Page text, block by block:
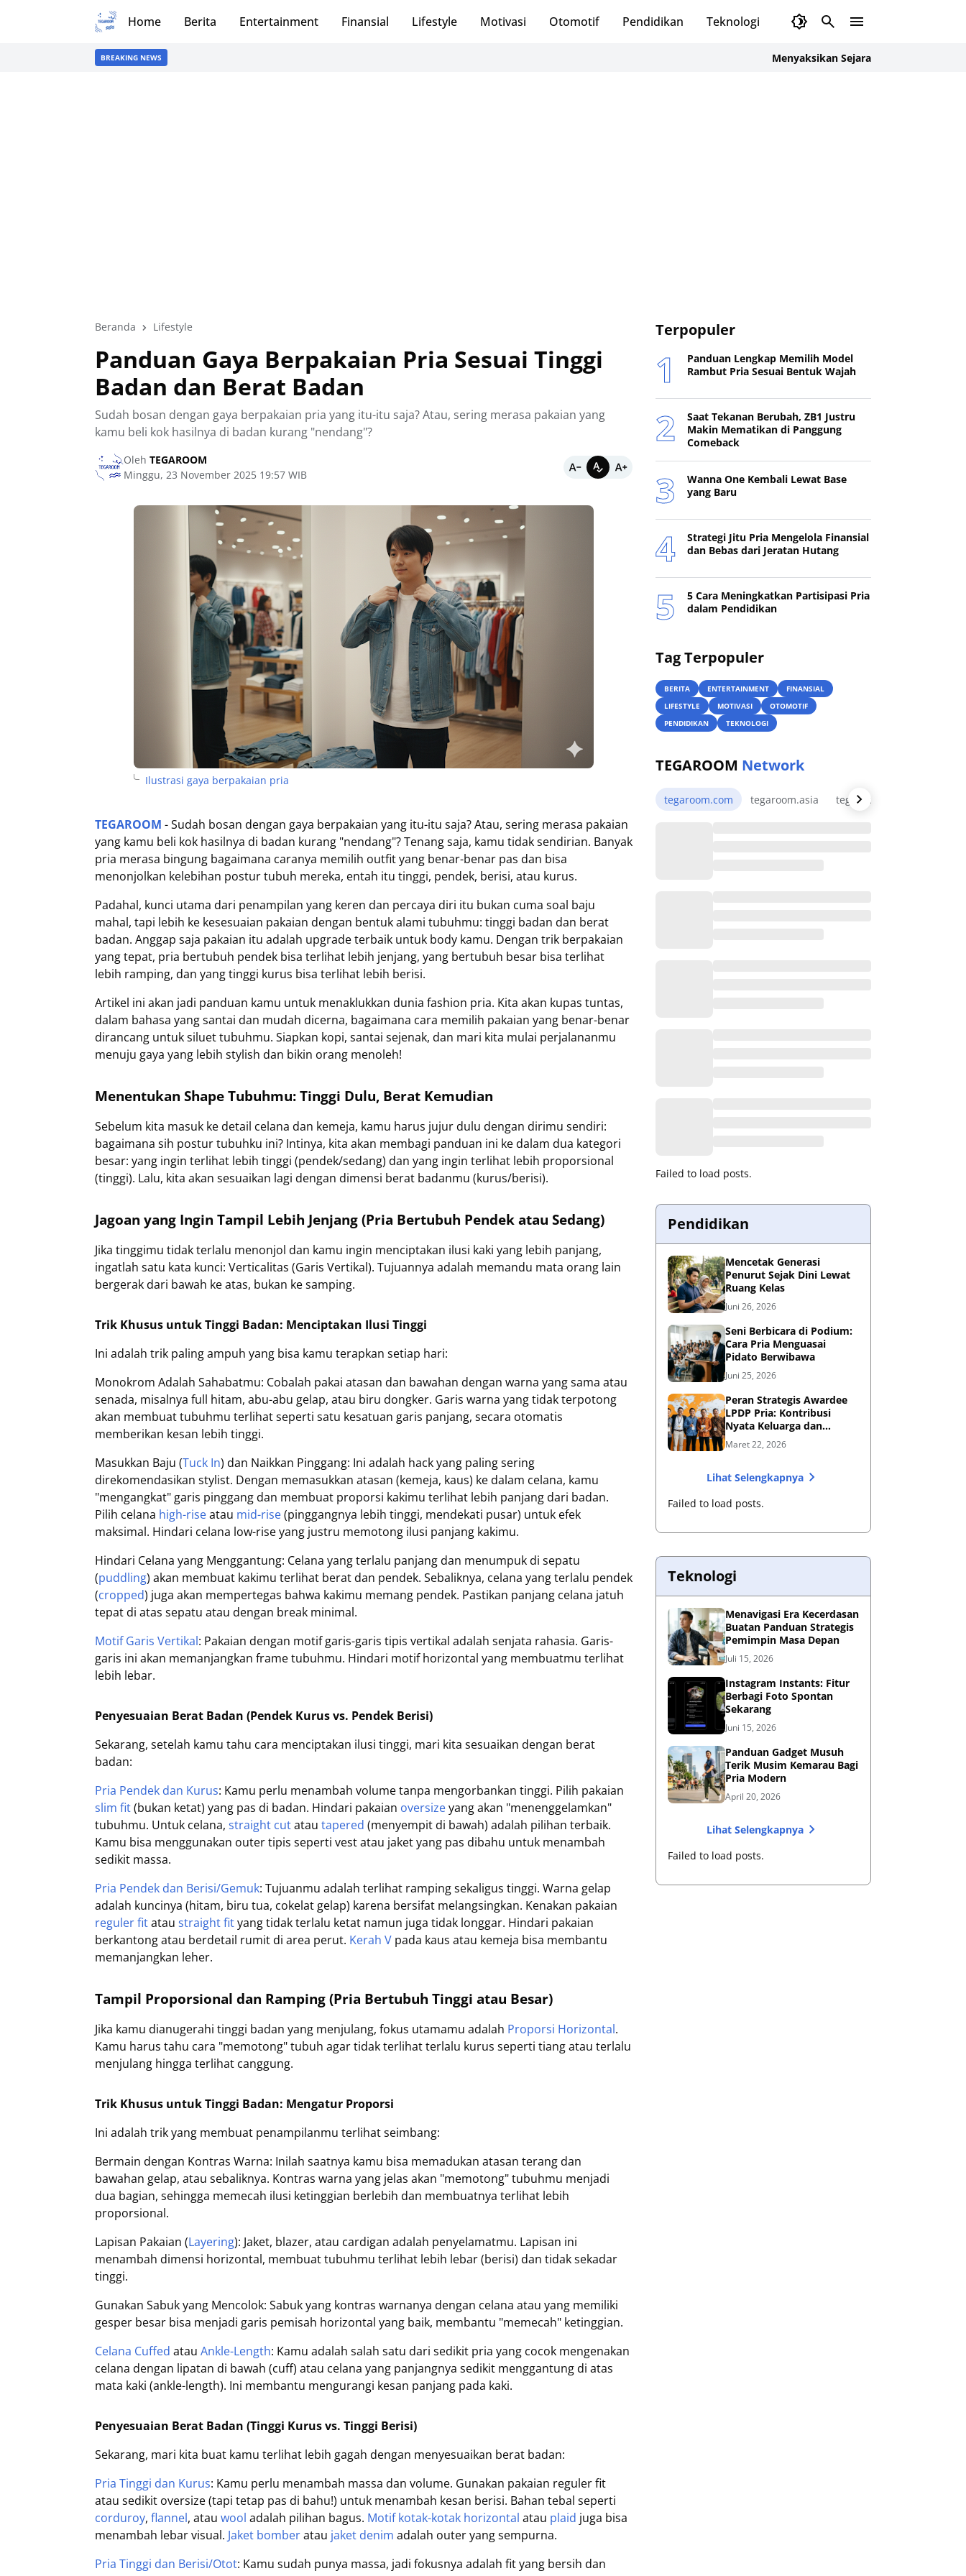
Home Berita Entertainment Finansial Lifestyle Motivasi Otomotif Pendidikan Teknologi
BREAKING NEWS Menyaksikan Sejarah Awal Mula Cloud Ten
Beranda Lifestyle
Panduan Gaya Berpakaian Pria Sesuai Tinggi
Badan dan Berat Badan
Sudah bosan dengan gaya berpakaian pria yang itu-itu saja? Atau, sering merasa pakaian yang
kamu beli kok hasilnya di badan kurang "nendang"?
Oleh TEGAROOM
Minggu, 23 November 2025 19:57 WIB
Ilustrasi gaya berpakaian pria
TEGAROOM - Sudah bosan dengan gaya berpakaian yang itu-itu saja? Atau, sering merasa pakaian
yang kamu beli kok hasilnya di badan kurang "nendang"? Tenang saja, kamu tidak sendirian. Banyak
pria merasa bingung bagaimana caranya memilih outfit yang benar-benar pas dan bisa
menonjolkan kelebihan postur tubuh mereka, entah itu tinggi, pendek, berisi, atau kurus.
Padahal, kunci utama dari penampilan yang keren dan percaya diri itu bukan cuma soal baju
mahal, tapi lebih ke kesesuaian pakaian dengan bentuk alami tubuhmu: tinggi badan dan berat
badan. Anggap saja pakaian itu adalah upgrade terbaik untuk body kamu. Dengan trik berpakaian
yang tepat, pria bertubuh pendek bisa terlihat lebih jenjang, yang bertubuh besar bisa terlihat
lebih ramping, dan yang tinggi kurus bisa terlihat lebih berisi.
Artikel ini akan jadi panduan kamu untuk menaklukkan dunia fashion pria. Kita akan kupas tuntas,
dalam bahasa yang santai dan mudah dicerna, bagaimana cara memilih pakaian yang benar-benar
dirancang untuk siluet tubuhmu. Siapkan kopi, santai sejenak, dan mari kita mulai perjalananmu
menuju gaya yang lebih stylish dan bikin orang menoleh!
Menentukan Shape Tubuhmu: Tinggi Dulu, Berat Kemudian
Sebelum kita masuk ke detail celana dan kemeja, kamu harus jujur dulu dengan dirimu sendiri:
bagaimana sih postur tubuhku ini? Intinya, kita akan membagi panduan ini ke dalam dua kategori
besar: yang ingin terlihat lebih tinggi (pendek/sedang) dan yang ingin terlihat lebih proporsional
(tinggi). Lalu, kita akan sesuaikan lagi dengan dimensi berat badanmu (kurus/berisi).
Jagoan yang Ingin Tampil Lebih Jenjang (Pria Bertubuh Pendek atau Sedang)
Jika tinggimu tidak terlalu menonjol dan kamu ingin menciptakan ilusi kaki yang lebih panjang,
ingatlah satu kata kunci: Verticalitas (Garis Vertikal). Tujuannya adalah memandu mata orang lain
bergerak dari bawah ke atas, bukan ke samping.
Trik Khusus untuk Tinggi Badan: Menciptakan Ilusi Tinggi
Ini adalah trik paling ampuh yang bisa kamu terapkan setiap hari:
Monokrom Adalah Sahabatmu: Cobalah pakai atasan dan bawahan dengan warna yang sama atau
senada, misalnya full hitam, abu-abu gelap, atau biru dongker. Garis warna yang tidak terpotong
akan membuat tubuhmu terlihat seperti satu kesatuan garis panjang, secara otomatis
memberikan kesan lebih tinggi.
Masukkan Baju (Tuck In) dan Naikkan Pinggang: Ini adalah hack yang paling sering
direkomendasikan stylist. Dengan memasukkan atasan (kemeja, kaus) ke dalam celana, kamu
"mengangkat" garis pinggang dan membuat proporsi kakimu terlihat lebih panjang dari badan.
Pilih celana high-riseatau mid-rise(pinggangnya lebih tinggi, mendekati pusar) untuk efek
maksimal. Hindari celana low-rise yang justru memotong ilusi panjang kakimu.
Hindari Celana yang Menggantung: Celana yang terlalu panjang dan menumpuk di sepatu
(puddling) akan membuat kakimu terlihat berat dan pendek. Sebaliknya, celana yang terlalu pendek
(cropped) juga akan mempertegas bahwa kakimu memang pendek. Pastikan panjang celana jatuh
tepat di atas sepatu atau dengan break minimal.
Motif Garis Vertikal: Pakaian dengan motif garis-garis tipis vertikal adalah senjata rahasia. Garis-
garis ini akan memanjangkan frame tubuhmu. Hindari motif horizontal yang membuatmu terlihat
lebih lebar.
Penyesuaian Berat Badan (Pendek Kurus vs. Pendek Berisi)
Sekarang, setelah kamu tahu cara menciptakan ilusi tinggi, mari kita sesuaikan dengan berat
badan:
Pria Pendek dan Kurus: Kamu perlu menambah volume tanpa mengorbankan tinggi. Pilih pakaian
slim fit(bukan ketat) yang pas di badan. Hindari pakaian oversizeyang akan "menenggelamkan"
tubuhmu. Untuk celana, straight cutatau tapered (menyempit di bawah) adalah pilihan terbaik.
Kamu bisa menggunakan outer tipis seperti vest atau jaket yang pas dibahu untuk menambah
sedikit massa.
Pria Pendek dan Berisi/Gemuk: Tujuanmu adalah terlihat ramping sekaligus tinggi. Warna gelap
adalah kuncinya (hitam, biru tua, cokelat gelap) karena bersifat melangsingkan. Kenakan pakaian
reguler fitatau straight fityang tidak terlalu ketat namun juga tidak longgar. Hindari pakaian
berkantong atau berdetail rumit di area perut. Kerah V pada kaus atau kemeja bisa membantu
memanjangkan leher.
Tampil Proporsional dan Ramping (Pria Bertubuh Tinggi atau Besar)
Jika kamu dianugerahi tinggi badan yang menjulang, fokus utamamu adalah Proporsi Horizontal.
Kamu harus tahu cara "memotong" tubuh agar tidak terlihat terlalu kurus seperti tiang atau terlalu
menjulang hingga terlihat canggung.
Trik Khusus untuk Tinggi Badan: Mengatur Proporsi
Ini adalah trik yang membuat penampilanmu terlihat seimbang:
Bermain dengan Kontras Warna: Inilah saatnya kamu bisa memadukan atasan terang dan
bawahan gelap, atau sebaliknya. Kontras warna yang jelas akan "memotong" tubuhmu menjadi
dua bagian, sehingga memecah ilusi ketinggian berlebih dan membuatnya terlihat lebih
proporsional.
Lapisan Pakaian (Layering): Jaket, blazer, atau cardigan adalah penyelamatmu. Lapisan ini
menambah dimensi horizontal, membuat tubuhmu terlihat lebih lebar (berisi) dan tidak sekadar
tinggi.
Gunakan Sabuk yang Mencolok: Sabuk yang kontras warnanya dengan celana atau yang memiliki
gesper besar bisa menjadi garis pemisah horizontal yang baik, membantu "memecah" ketinggian.
Celana Cuffed atau Ankle-Length: Kamu adalah salah satu dari sedikit pria yang cocok mengenakan
celana dengan lipatan di bawah (cuff) atau celana yang panjangnya sedikit menggantung di atas
mata kaki (ankle-length). Ini membantu mengurangi kesan panjang pada kaki.
Penyesuaian Berat Badan (Tinggi Kurus vs. Tinggi Berisi)
Sekarang, mari kita buat kamu terlihat lebih gagah dengan menyesuaikan berat badan:
Pria Tinggi dan Kurus: Kamu perlu menambah massa dan volume. Gunakan pakaian reguler fit
atau sedikit oversize (tapi tetap pas di bahu!) untuk menambah kesan berisi. Bahan tebal seperti
corduroy, flannel, atau wool adalah pilihan bagus. Motif kotak-kotak horizontal atau plaid juga bisa
menambah lebar visual. Jaket bomberatau jaket denim adalah outer yang sempurna.
Pria Tinggi dan Berisi/Otot: Kamu sudah punya massa, jadi fokusnya adalah fit yang bersih dan
Terpopuler
Panduan Lengkap Memilih Model
Rambut Pria Sesuai Bentuk Wajah
Saat Tekanan Berubah, ZB1 Justru
Makin Mematikan di Panggung
Comeback
Wanna One Kembali Lewat Base
yang Baru
Strategi Jitu Pria Mengelola Finansial
dan Bebas dari Jeratan Hutang
5 Cara Meningkatkan Partisipasi Pria
dalam Pendidikan
Tag Terpopuler
BERITA ENTERTAINMENT
FINANSIAL
LIFESTYLE
MOTIVASI
OTOMOTIF
PENDIDIKAN
TEKNOLOGI
TEGAROOM Network
tegaroom.com tegaroom.asia tegaroom.my.id
Failed to load posts.
Pendidikan
Mencetak Generasi
Penurut Sejak Dini Lewat
Ruang Kelas
Juni 26, 2026
Seni Berbicara di Podium:
Cara Pria Menguasai
Pidato Berwibawa
Juni 25, 2026
Peran Strategis Awardee
LPDP Pria: Kontribusi
Nyata Keluarga dan
Bangsa
Maret 22, 2026
Lihat Selengkapnya
Failed to load posts.
Teknologi
Menavigasi Era Kecerdasan
Buatan Panduan Strategis
Pemimpin Masa Depan
Juli 15, 2026
Instagram Instants: Fitur
Berbagi Foto Spontan
Sekarang
Juni 15, 2026
Panduan Gadget Musuh
Terik Musim Kemarau Bagi
Pria Modern
April 20, 2026
Lihat Selengkapnya
Failed to load posts.